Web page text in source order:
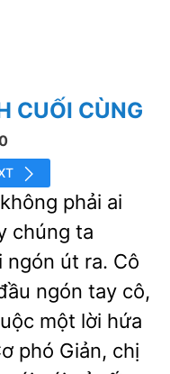
CUỐI CÙNG
phải ai
chúng ta
ngón út ra. Cô
ngón tay cô,
một lời hứa
phó Giản, chị